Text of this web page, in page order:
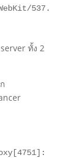
537.36
ทั้ง 2